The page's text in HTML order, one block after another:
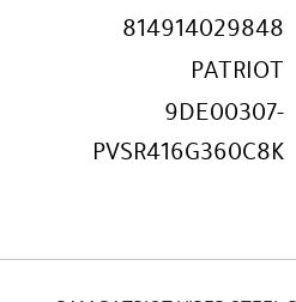
814914029848
PATRIOT
9DE00307-
PVSR416G360C8K